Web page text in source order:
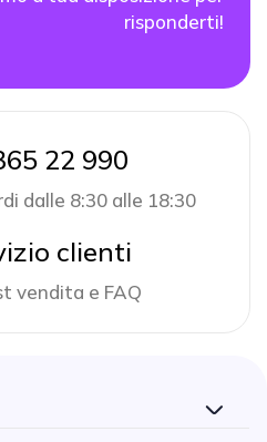
risponderti!
22 990
dalle 8:30 alle 18:30
clienti
vendita e FAQ